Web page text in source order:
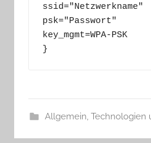
ssid="Netzwerkname"
psk="Passwort"
key_mgmt=WPA-PSK
}
Allgemein, Technologien